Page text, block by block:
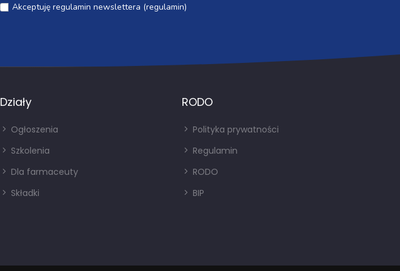
Akceptuję regulamin newslettera (regulamin)
Działy
Ogłoszenia
Szkolenia
Dla farmaceuty
Składki
RODO
Polityka prywatności
Regulamin
RODO
BIP